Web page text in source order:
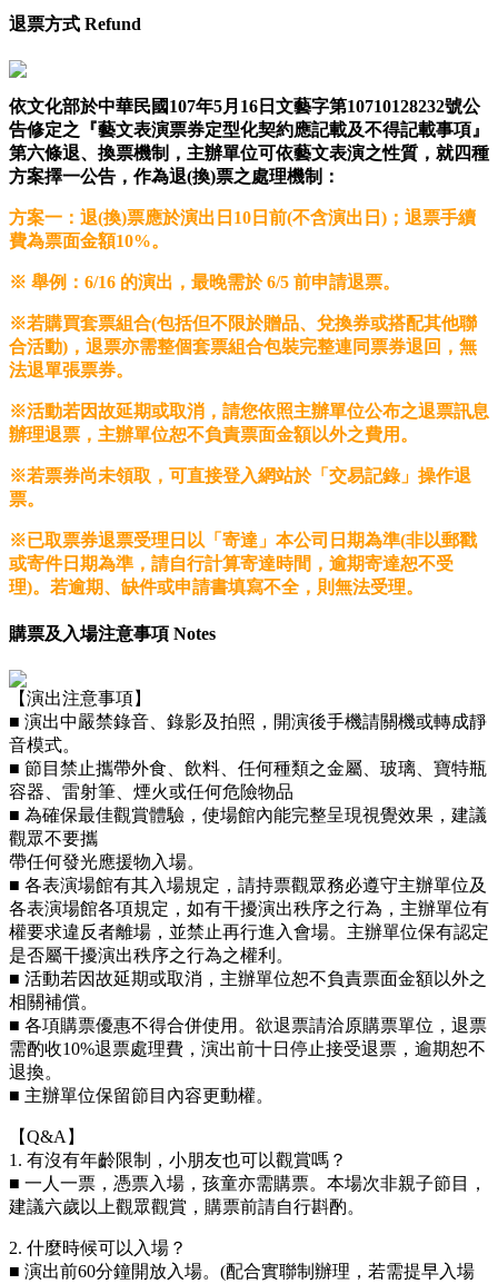
退票方式 Refund
依文化部於中華民國107年5月16日文藝字第10710128232號公
告修定之『藝文表演票券定型化契約應記載及不得記載事項』
第六條退、換票機制，主辦單位可依藝文表演之性質，就四種
方案擇一公告，作為退(換)票之處理機制：
方案一： 退(換)票應於演出日10日前(不含演出日) ；退票手續
費為票面金額10%。
※ 舉例：6/16 的演出，最晚需於 6/5 前申請退票。
※若購買套票組合(包括但不限於贈品、兌換券或搭配其他聯
合活動)，退票亦需整個套票組合包裝完整連同票券退回，無
法退單張票券。
※活動若因故延期或取消，請您依照主辦單位公布之退票訊息
辦理退票，主辦單位恕不負責票面金額以外之費用。
※若票券尚未領取，可直接登入網站於「交易記錄」操作退
票。
※已取票券退票受理日以「寄達」本公司日期為準(非以郵戳
或寄件日期為準，請自行計算寄達時間，逾期寄達恕不受
理)。若逾期、缺件或申請書填寫不全，則無法受理。
購票及入場注意事項 Notes
【演出注意事項】
■ 演出中嚴禁錄音、錄影及拍照，開演後手機請關機或轉成靜
音模式。
■ 節目禁止攜帶外食、飲料、任何種類之金屬、玻璃、寶特瓶
容器、雷射筆、煙火或任何危險物品
■ 為確保最佳觀賞體驗，使場館內能完整呈現視覺效果，建議
觀眾不要攜
帶任何發光應援物入場。
■ 各表演場館有其入場規定，請持票觀眾務必遵守主辦單位及
各表演場館各項規定，如有干擾演出秩序之行為，主辦單位有
權要求違反者離場，並禁止再行進入會場。主辦單位保有認定
是否屬干擾演出秩序之行為之權利。
■ 活動若因故延期或取消，主辦單位恕不負責票面金額以外之
相關補償。
■ 各項購票優惠不得合併使用。欲退票請洽原購票單位，退票
需酌收10%退票處理費，演出前十日停止接受退票，逾期恕不
退換。
■ 主辦單位保留節目內容更動權。
【Q&A】
1. 有沒有年齡限制，小朋友也可以觀賞嗎？
■ 一人一票，憑票入場，孩童亦需購票。本場次非親子節目，
建議六歲以上觀眾觀賞，購票前請自行斟酌。
2. 什麼時候可以入場？
■ 演出前60分鐘開放入場。(配合實聯制辦理，若需提早入場